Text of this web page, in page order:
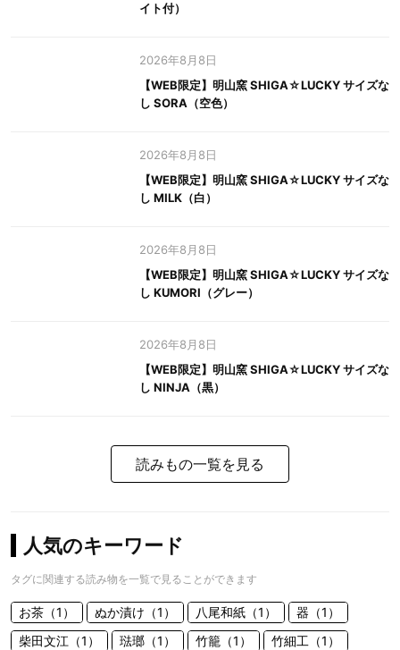
イト付）
2026年8月8日
【WEB限定】明山窯 SHIGA☆LUCKY サイズな
し SORA（空色）
2026年8月8日
【WEB限定】明山窯 SHIGA☆LUCKY サイズな
し MILK（白）
2026年8月8日
【WEB限定】明山窯 SHIGA☆LUCKY サイズな
し KUMORI（グレー）
2026年8月8日
【WEB限定】明山窯 SHIGA☆LUCKY サイズな
し NINJA（黒）
読みもの一覧を見る
人気のキーワード
タグに関連する読み物を一覧で見ることができます
お茶（1） ぬか漬け（1） 八尾和紙（1）
器（1）
柴田文江（1）
琺瑯（1） 竹籠（1） 竹細工（1）